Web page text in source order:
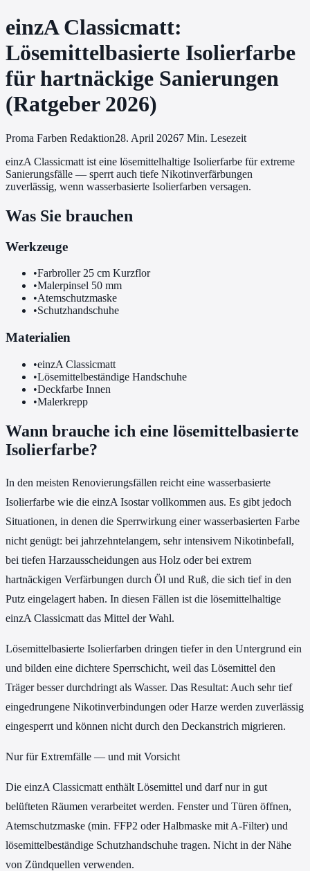
einzA Classicmatt:
Lösemittelbasierte Isolierfarbe
für hartnäckige Sanierungen
(Ratgeber 2026)
Proma Farben Redaktion28. April 20267 Min. Lesezeit
einzA Classicmatt ist eine lösemittelhaltige Isolierfarbe für extreme
Sanierungsfälle — sperrt auch tiefe Nikotinverfärbungen
zuverlässig, wenn wasserbasierte Isolierfarben versagen.
Was Sie brauchen
Werkzeuge
•Farbroller 25 cm Kurzflor
•Malerpinsel 50 mm
•Atemschutzmaske
•Schutzhandschuhe
Materialien
•einzA Classicmatt
•Lösemittelbeständige Handschuhe
•Deckfarbe Innen
•Malerkrepp
Wann brauche ich eine lösemittelbasierte
Isolierfarbe?
In den meisten Renovierungsfällen reicht eine wasserbasierte
Isolierfarbe wie die einzA Isostar vollkommen aus. Es gibt jedoch
Situationen, in denen die Sperrwirkung einer wasserbasierten Farbe
nicht genügt: bei jahrzehntelangem, sehr intensivem Nikotinbefall,
bei tiefen Harzausscheidungen aus Holz oder bei extrem
hartnäckigen Verfärbungen durch Öl und Ruß, die sich tief in den
Putz eingelagert haben. In diesen Fällen ist die lösemittelhaltige
einzA Classicmatt das Mittel der Wahl.
Lösemittelbasierte Isolierfarben dringen tiefer in den Untergrund ein
und bilden eine dichtere Sperrschicht, weil das Lösemittel den
Träger besser durchdringt als Wasser. Das Resultat: Auch sehr tief
eingedrungene Nikotinverbindungen oder Harze werden zuverlässig
eingesperrt und können nicht durch den Deckanstrich migrieren.
Nur für Extremfälle — und mit Vorsicht
Die einzA Classicmatt enthält Lösemittel und darf nur in gut
belüfteten Räumen verarbeitet werden. Fenster und Türen öffnen,
Atemschutzmaske (min. FFP2 oder Halbmaske mit A-Filter) und
lösemittelbeständige Schutzhandschuhe tragen. Nicht in der Nähe
von Zündquellen verwenden.